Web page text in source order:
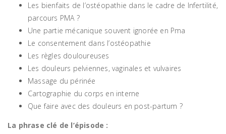
Les bienfaits de l’ostéopathie dans le cadre de Infertilité,
parcours PMA ?
Une partie mécanique souvent ignorée en Pma
Le consentement dans l’ostéopathie
Les règles douloureuses
Les douleurs pelviennes, vaginales et vulvaires
Massage du périnée
Cartographie du corps en interne
Que faire avec des douleurs en post-partum ?
La phrase clé de l’épisode :